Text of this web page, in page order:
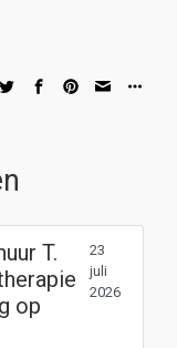
T.
op
23
juli
2026